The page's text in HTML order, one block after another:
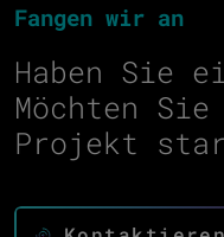
Fangen wir an
Haben Sie
Möchten
Projekt